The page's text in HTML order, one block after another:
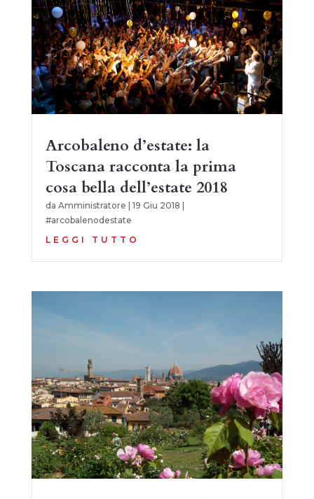
Arcobaleno d’estate: la
Toscana racconta la prima
cosa bella dell’estate 2018
da Amministratore 19 Giu 2018
#arcobalenodestate
LEGGI TUTTO